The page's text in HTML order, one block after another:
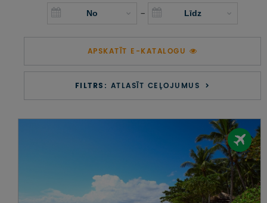
UZŅEMOŠAIS TŪRISMS
IMPRO KONKURSI
PIRMSLĪGUMA INFORMĀCIJA, KLIENTA LĪGUMS,
CEĻOJUMU APDROŠINĀŠANA
IMPRO PRIVĀTUMA POLITIKA
-
APSKATĪT E-KATALOGU
FILTRS: ATLASĪT CEĻOJUMUS